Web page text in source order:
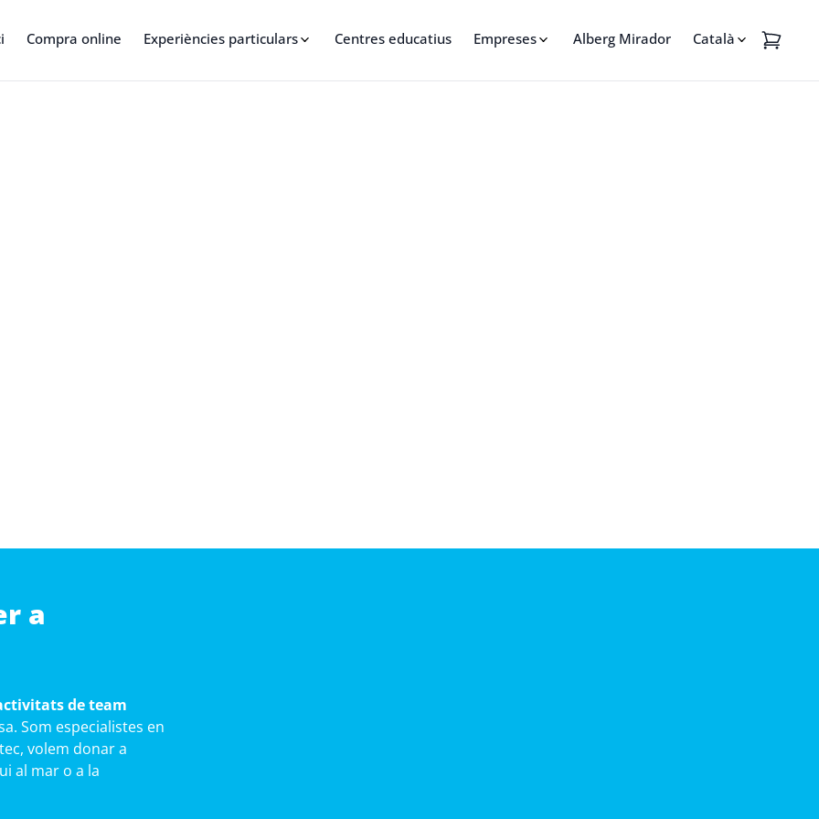
Compra online Experiències particulars Centres educatius Empreses Alberg Mirador Català
a
de team
Som especialistes en
volem donar a
al mar o a la